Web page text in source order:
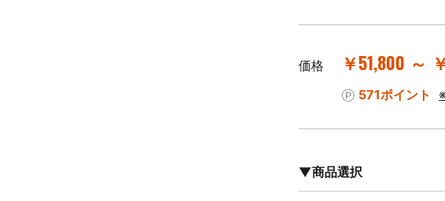
価格 ￥51,800 ～
571ポイント
▼商品選択